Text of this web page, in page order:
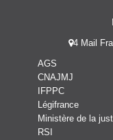
4 Mail
AGS
CNAJMJ
IFPPC
Légifrance
Ministère de la
RSI